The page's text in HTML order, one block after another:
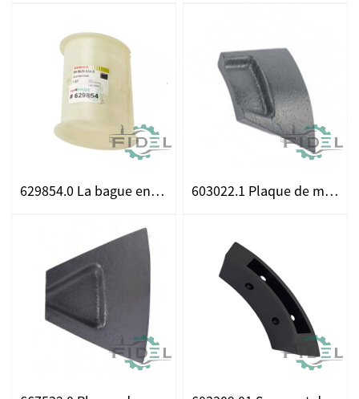
629854.0 La bague en téflon ajuste pour la classe de poulie de variateur 603022.1 Plaque de mécanisme de conduite ajustement pour les CLAAS